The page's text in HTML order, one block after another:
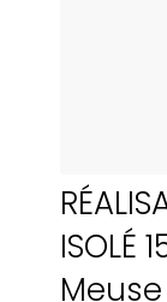
ISOLÉ
Meuse